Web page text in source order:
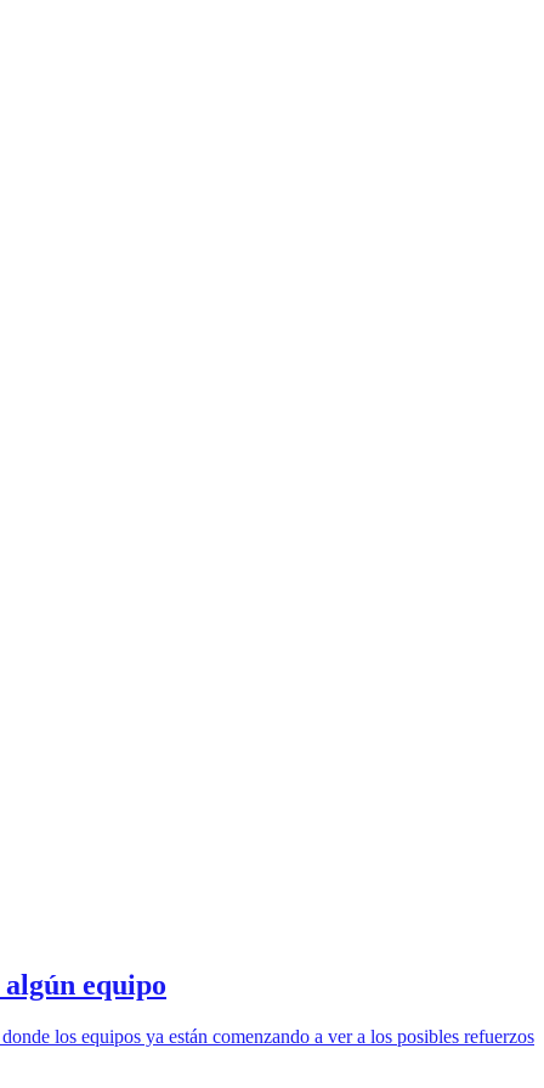
equipo
los equipos ya están comenzando a ver a los posibles refuerzos